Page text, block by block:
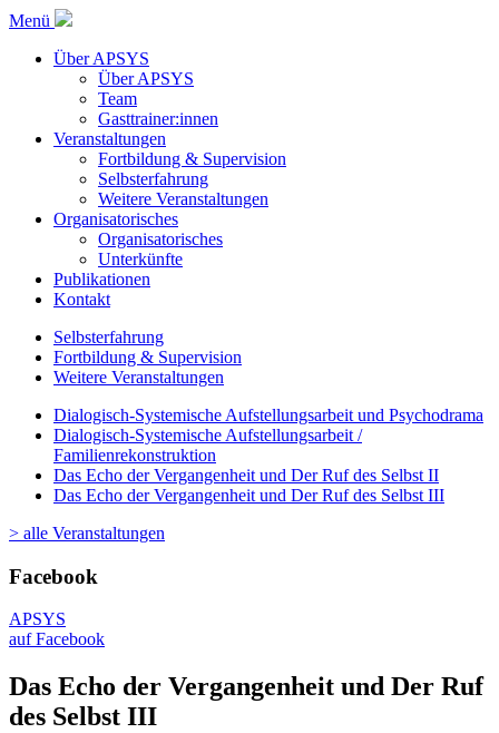
Menü
Über APSYS
Über APSYS
Team
Gasttrainer:innen
Veranstaltungen
Fortbildung & Supervision
Selbsterfahrung
Weitere Veranstaltungen
Organisatorisches
Organisatorisches
Unterkünfte
Publikationen
Kontakt
Selbsterfahrung
Fortbildung & Supervision
Weitere Veranstaltungen
Dialogisch-Systemische Aufstellungsarbeit und Psychodrama
Dialogisch-Systemische Aufstellungsarbeit /
Familienrekonstruktion
Das Echo der Vergangenheit und Der Ruf des Selbst II
Das Echo der Vergangenheit und Der Ruf des Selbst III
> alle Veranstaltungen
Facebook
APSYS
auf Facebook
Das Echo der Vergangenheit und Der Ruf
des Selbst III